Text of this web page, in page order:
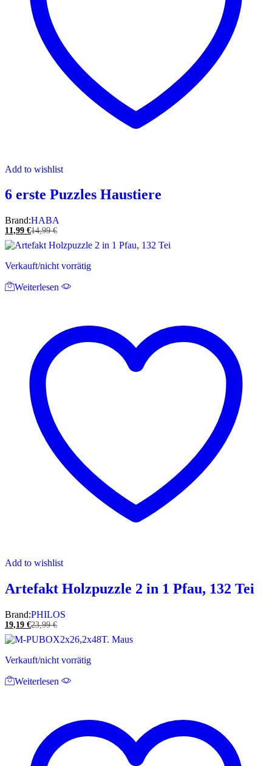
Add to wishlist
6 erste Puzzles Haustiere
Brand:HABA
11,99 €14,99€
Verkauft/nicht vorrätig
Weiterlesen
Add to wishlist
Artefakt Holzpuzzle 2 in 1 Pfau, 132 Tei
Brand:PHILOS
19,19 €23,99€
Verkauft/nicht vorrätig
Weiterlesen